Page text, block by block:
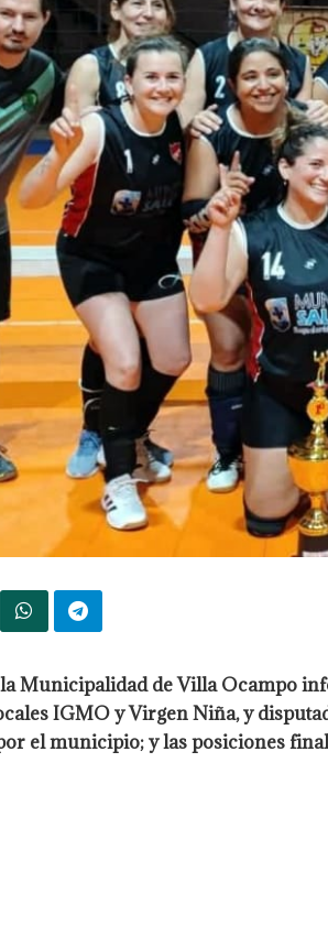
Municipalidad de Villa Ocampo
IGMO y Virgen Niña, y
el municipio; y las posiciones